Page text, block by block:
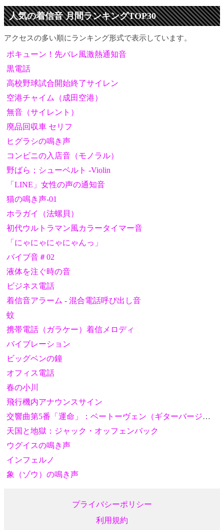
人気の着信音 月間ランキングTOP30
アクセスの多い順にランキング形式で表示しています。
ポキューン！先バレ風激熱通知音
黒電話
高校野球試合開始終了サイレン
空港チャイム（成田空港）
無音（サイレント）
廃品回収車 セリフ
ヒグラシの鳴き声
コンビニの入店音（モノラル）
野ばら；シューベルト -Violin
「LINE」女性の声の通知音
猫の鳴き声-01
ホラガイ（法螺貝）
初代ウルトラマン風カラータイマー音
「にゃにゃにゃにゃんっ」
バイブ音＃02
液体を注ぐ時の音
ビジネス電話
着信音アラーム - 混合電話呼び出し音
蚊
携帯電話（ガラケー）着信メロディ
バイブレーション
ビッグベンの鐘
オフィス電話
春の小川
飛行機内アナウンスサイン
交響曲第5番「運命」：ベートーヴェン（ギターバージョン）
天国と地獄：ジャック・オッフェンバック
ウグイスの鳴き声
インフェルノ
象（ゾウ）の鳴き声
プライバシーポリシー
利用規約